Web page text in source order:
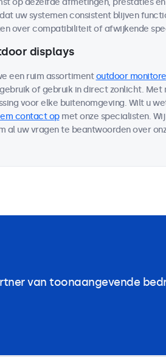
op dezelfde afmetingen, prestaties
uw systemen consistent blijven
over compatibiliteit of afwijkende
displays
een ruim assortimentoutdoor
of gebruik in direct zonlicht.
voor elke buitenomgeving. Wilt u
contact opmet onze specialisten.
al uw vragen te beantwoorden over
van toonaangevende